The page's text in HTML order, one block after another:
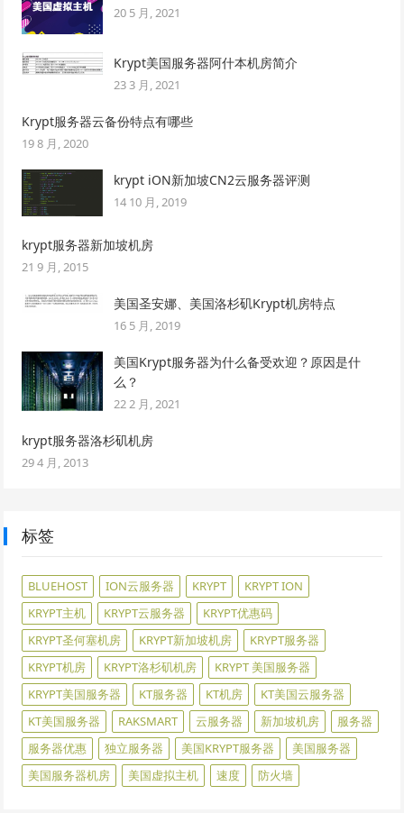
20 5 月, 2021
Krypt美国服务器阿什本机房简介
23 3 月, 2021
Krypt服务器云备份特点有哪些
19 8 月, 2020
krypt iON新加坡CN2云服务器评测
14 10 月, 2019
krypt服务器新加坡机房
21 9 月, 2015
美国圣安娜、美国洛杉矶Krypt机房特点
16 5 月, 2019
美国Krypt服务器为什么备受欢迎？原因是什
么？
22 2 月, 2021
krypt服务器洛杉矶机房
29 4 月, 2013
标签
BLUEHOST ION云服务器 KRYPT
KRYPT ION
KRYPT主机
KRYPT云服务器
KRYPT优惠码
KRYPT圣何塞机房
KRYPT新加坡机房
KRYPT服务器
KRYPT机房
KRYPT洛杉矶机房
KRYPT 美国服务器
KRYPT美国服务器
KT服务器 KT机房
KT美国云服务器
KT美国服务器
RAKSMART 云服务器 新加坡机房
服务器
服务器优惠
独立服务器 美国KRYPT服务器
美国服务器
美国服务器机房
美国虚拟主机 速度 防火墙